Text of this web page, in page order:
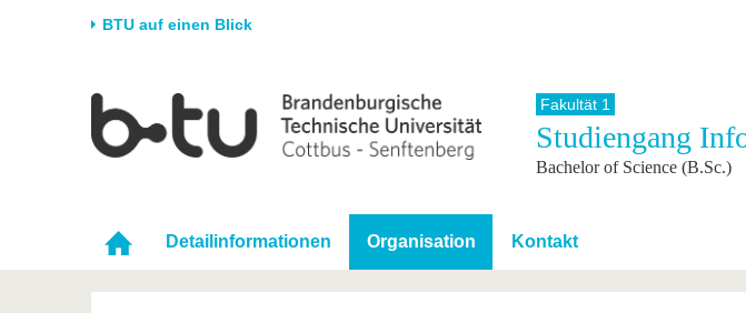
BTU auf einen Blick
Universität
Karriere & Engagement
Partnerschaften &
Strukturwandel
Forschung
Förderung
Wissenschaftlicher
Nachwuchs
Studium
Studienangebot
Im Studium
Nach dem Studium
International
Internationales
Für
Studierende
Fakultät 1
Studiengang
Bachelor of Science (B.Sc.)
Detailinformationen Organisation Kontakt